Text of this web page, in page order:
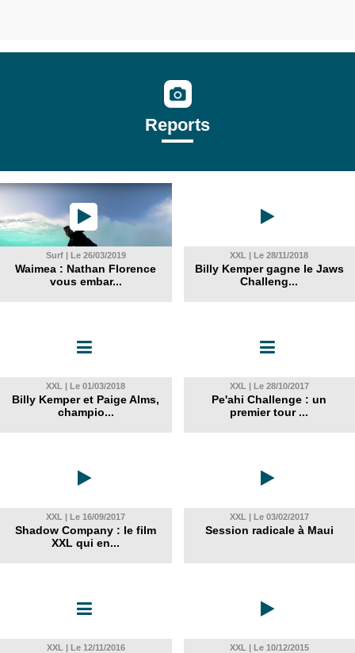
Reports
Surf | Le 26/03/2019
Waimea : Nathan Florence
vous embar...
XXL | Le 28/11/2018
Billy Kemper gagne le Jaws
Challeng...
XXL | Le 01/03/2018
Billy Kemper et Paige Alms,
champio...
XXL | Le 28/10/2017
Pe'ahi Challenge : un
premier tour ...
XXL | Le 16/09/2017
Shadow Company : le film
XXL qui en...
XXL | Le 03/02/2017
Session radicale à Maui
XXL | Le 12/11/2016 XXL | Le 10/12/2015